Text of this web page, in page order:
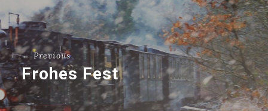
← Previous
Frohes Fest